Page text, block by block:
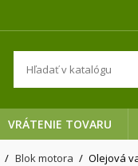
VRÁTENIE TOVARU
Blok motora Olejová